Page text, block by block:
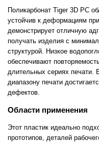
Поликарбонат Tiger 3D PC
устойчив к деформациям
демонстрирует отличную
получать изделия с
структурой. Низкое
обеспечивают
длительных сериях печати.
диапазону печати
дефектов.
Области применения
Этот пластик идеально
прототипов, деталей